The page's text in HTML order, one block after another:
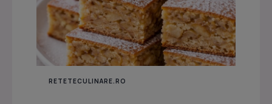
RETETECULINARE.RO